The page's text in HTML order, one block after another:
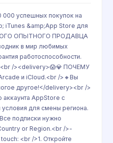
000 успешных покупок на
iTunes &amp;App Store для
ОПЫТНОГО ПРОДАВЦА
в мир любимых
работоспособности.
/><delivery>😱💎 ПОЧЕМУ
и iCloud.<br />🔸Вы
другое!</delivery><br />
AppStore с
условия для смены региона.
подписки нужно
or Region.<br />-
<br />1. Откройте